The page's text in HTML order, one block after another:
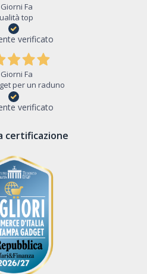
Fa
top
verificato
Fa
per un raduno
verificato
certificazione